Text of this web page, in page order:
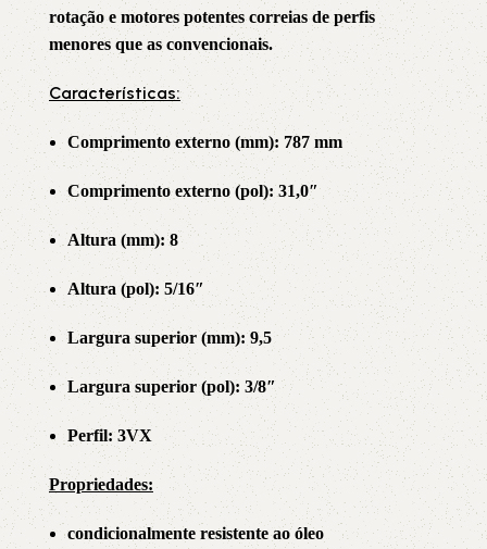
rotação e motores potentes correias de perfis
menores que as convencionais.
Características:
Comprimento externo (mm): 787 mm
Comprimento externo (pol):31,0″
Altura (mm): 8
Altura (pol): 5/16″
Largura superior (mm): 9,5
Largura superior (pol): 3/8″
Perfil: 3VX
Propriedades:
condicionalmente resistente ao óleo